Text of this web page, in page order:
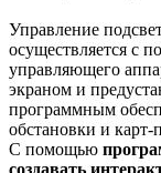
Управление
осуществляется с
управляющего
экраном и
программным
обстановки и карт-
С помощью
создавать